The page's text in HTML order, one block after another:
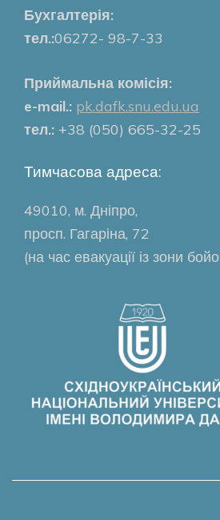
Бухгалтерія:
тел.:06272- 98-7-33
Приймальна комісія:
e-mail.: pk.dafk.snu.edu.ua
тел.: +38 (050) 665-32-25
Тимчасова адреса:
49010, м. Дніпро,
просп. Гагаріна, 72
(на час евакуації із зони